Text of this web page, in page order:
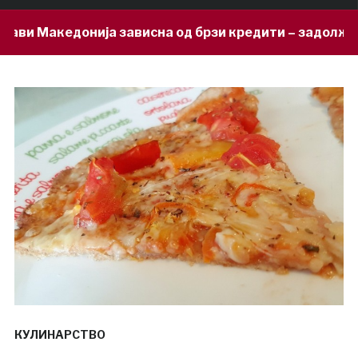
од брзи кредити – задолжени 333 милиони
КУЛИНАРСТВО